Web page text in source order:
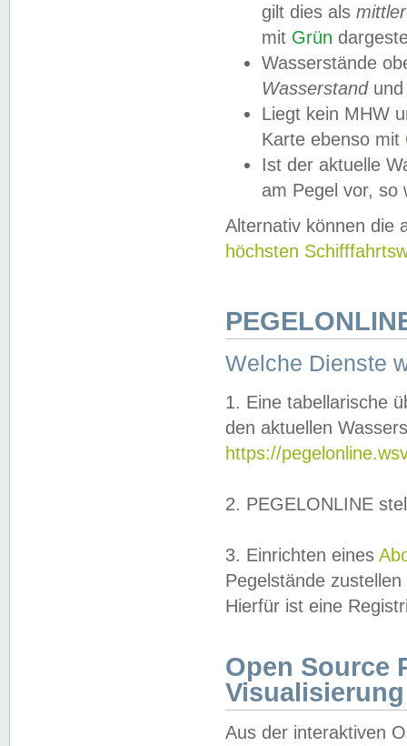
gilt dies als
mit Grün
Wasserstände
Wasserstandund
Liegt kein MHW
Karte ebenso mit
Ist der aktuelle
am Pegel vor,
Alternativ können die
höchsten
Welche Dienste
1. Eine tabellarische
den aktuellen
https://
2. PEGELONLINE
3. Einrichten eines
Pegelstände
Hierfür ist eine
Open Source
Visualisierung
Aus der interaktiven